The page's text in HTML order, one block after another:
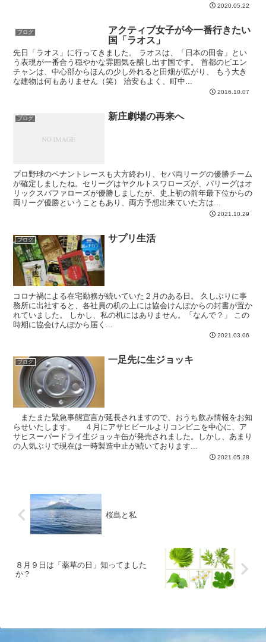
2020.05.22
ブログ
アクティブ女子が今一番行きたい
国「ラオス」
先日「ラオス」に行ってきました。 ラオスは、「日本の田舎」とい
う表現が一番合う穏やかな雰囲気を醸し出す国です。 首都のビエン
チャンは、中心部からほんの少し外れると田畑が広がり、 もう大き
な建物は何もありません（笑） 治安もよく、町中...
2016.10.07
ブログ 新庄劇場の再来へ
プロ野球のペナントレースも大方終わり、セパ両リーグの優勝チーム
が確定しましたね。セリーグはヤクルトスワローズが、パリーグはオ
リックスバファローズが優勝しましたが、史上初の前年最下位からの
両リーグ優勝ということもあり、両方予想出来ていた方は...
2021.10.29
ブログ サプリ生活
コロナ禍による在宅勤務が続いていた２月のある日。 久しぶりに事
務所に出社すると、各社員の机の上には協会けんぽからの封書が置か
れていました。 しかし、私の机にはありません。「なんで？」 この
時期に協会けんぽから届く...
2021.03.06
ブログ 一足先に生ジョッキ
またまた緊急事態宣言が延長されますので、おうち飲み情報をお知
らせいたします。 ４月にアサヒビールよりコンビニを中心に、ア
サヒスーパードライ生ジョッキ缶が発売されました。しかし、あまり
の人気ぶりで現在は一時製造中止が続いております...
2021.05.28
桜島と私
８月９日は「薬草の日」知ってました
か？